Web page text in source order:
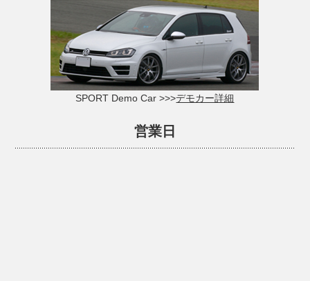
SPORT Demo Car >>>デモカー詳細
営業日